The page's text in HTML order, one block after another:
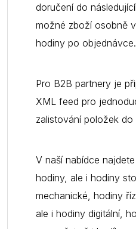
doručení do
možné zboží osobně
hodiny po objednávce.
Pro B2B partnery je
XML feed pro
zalistování položek do
V naší nabídce
hodiny, ale i hodiny
mechanické, hodiny
ale i hodiny digitální,